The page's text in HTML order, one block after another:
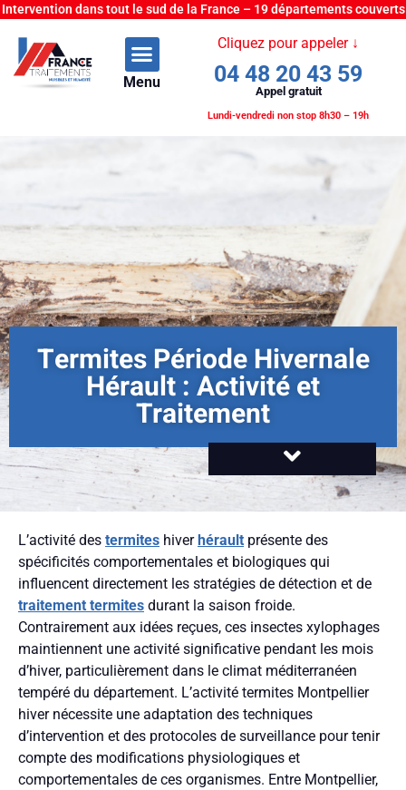
Intervention dans tout le sud de la France – 19 départements couverts
Menu
Cliquez pour appeler ↓
04 48 20 43 59
Appel gratuit
Lundi-vendredi non stop 8h30 – 19h
Termites Période Hivernale
Hérault : Activité et
Traitement
L’activité des termites hiverhérault présente des
spécificités comportementales et biologiques qui
influencent directement les stratégies de détection et de
traitement termites durant la saison froide.
Contrairement aux idées reçues, ces insectes xylophages
maintiennent une activité significative pendant les mois
d’hiver, particulièrement dans le climat méditerranéen
tempéré du département. L’activité termites Montpellier
hiver nécessite une adaptation des techniques
d’intervention et des protocoles de surveillance pour tenir
compte des modifications physiologiques et
comportementales de ces organismes. Entre Montpellier,